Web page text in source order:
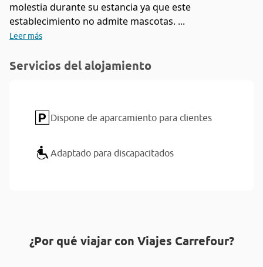
molestia durante su estancia ya que este
establecimiento no admite mascotas. ...
Leer más
Servicios del alojamiento
Dispone de aparcamiento para clientes
Adaptado para discapacitados
¿Por qué viajar con Viajes Carrefour?